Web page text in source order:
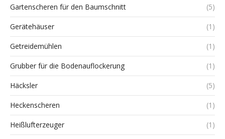
Gartenscheren für den Baumschnitt (5)
Gerätehäuser (1)
Getreidemühlen (1)
Grubber für die Bodenauflockerung (1)
Häcksler (5)
Heckenscheren (1)
Heißlufterzeuger (1)